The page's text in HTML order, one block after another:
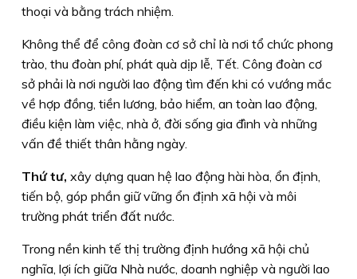
thoại và bằng trách nhiệm.
Không thể để công đoàn cơ sở chỉ là nơi tổ chức phong
trào, thu đoàn phí, phát quà dịp lễ, Tết. Công đoàn cơ
sở phải là nơi người lao động tìm đến khi có vướng mắc
về hợp đồng, tiền lương, bảo hiểm, an toàn lao động,
điều kiện làm việc, nhà ở, đời sống gia đình và những
vấn đề thiết thân hằng ngày.
Thứ tư, xây dựng quan hệ lao động hài hòa, ổn định,
tiến bộ, góp phần giữ vững ổn định xã hội và môi
trường phát triển đất nước.
Trong nền kinh tế thị trường định hướng xã hội chủ
nghĩa, lợi ích giữa Nhà nước, doanh nghiệp và người lao